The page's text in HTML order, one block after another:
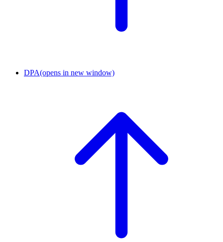
DPA(opens in new window)